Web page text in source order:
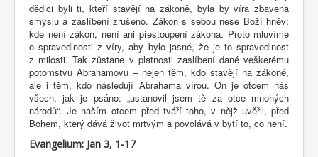
dědici byli ti, kteří stavějí na zákoně, byla by víra zbavena
smyslu a zaslíbení zrušeno. Zákon s sebou nese Boží hněv:
kde není zákon, není ani přestoupení zákona. Proto mluvíme
o spravedlnosti z víry, aby bylo jasné, že je to spravedlnost
z milosti. Tak zůstane v platnosti zaslíbení dané veškerému
potomstvu Abrahamovu – nejen těm, kdo stavějí na zákoně,
ale i těm, kdo následují Abrahama vírou. On je otcem nás
všech, jak je psáno: „ustanovil jsem tě za otce mnohých
národů“. Je naším otcem před tváří toho, v nějž uvěřil, před
Bohem, který dává život mrtvým a povolává v bytí to, co není.
Evangelium: Jan 3, 1-17